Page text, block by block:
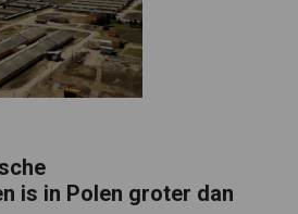
is in Polen groter dan